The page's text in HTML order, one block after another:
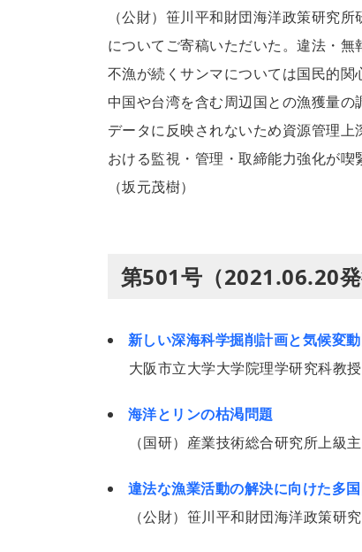
（公財）笹川平和財団海洋政策研究
についてご寄稿いただいた。違法・
不漁が続くサンマについては国民的関
中国や台湾を含む周辺国との漁獲量
データに反映されないため資源管理
おける監視・管理・取締能力強化が喫
（坂元茂樹）
第501号（2021.06.20
新しい深海科学掘削計画と気候変
大阪市立大学大学院理学研究科教
海洋とリンの枯渇問題
（国研）産業技術総合研究所上級
違法な漁業活動の解決に向けた多
（公財）笹川平和財団海洋政策研